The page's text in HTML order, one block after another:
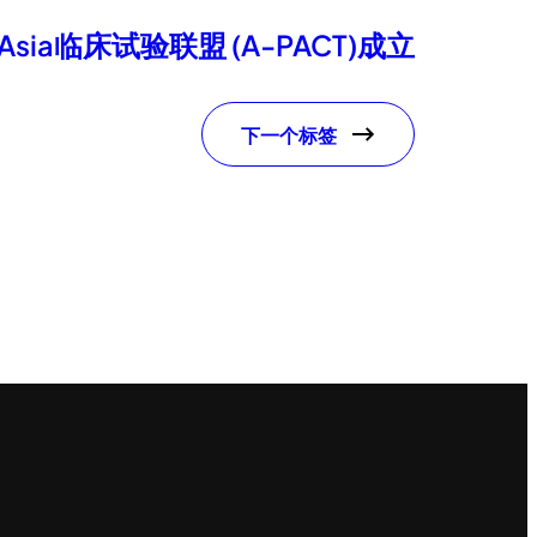
临床试验联盟 (A-PACT)成立
下一个标签